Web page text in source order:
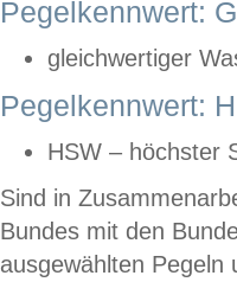
Pegelkennwert:
gleichwertiger
Pegelkennwert:
HSW – höchster
Sind in
Bundes mit den
ausgewählten